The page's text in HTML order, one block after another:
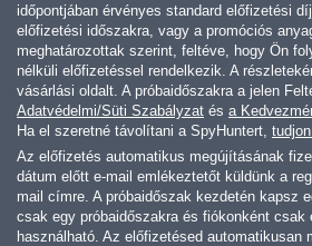
időpontjában érvényes standard előfizetési
előfizetési időszakra, vagy a promóciós
meghatározottak szerint, feltéve, hogy Ön
nélküli előfizetéssel rendelkezik. A
vásárlási oldalt. A próbaidőszakra a jelen
Adatvédelmi/Süti Szabályzat és a
Ha el szeretné távolítani a SpyHuntert,
Az előfizetés automatikus megújításának
dátum előtt e-mail emlékeztetőt küldünk a
mail címre. A próbaidőszak kezdetén kapsz
csak egy próbaidőszakra és fiókonként csak
használható. Az előfizetésed automatikusan